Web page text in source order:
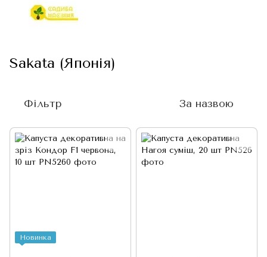
Sakata (Японія)
Фільтр За назвою
Новинка